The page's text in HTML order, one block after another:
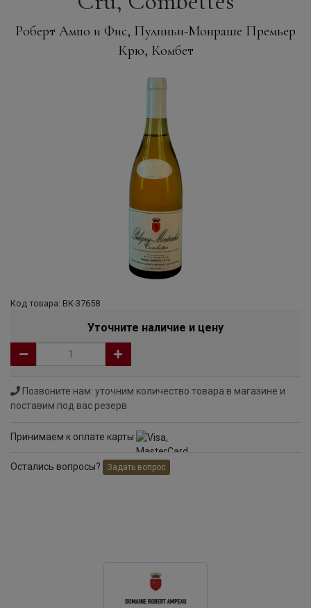
Роберт Ампо и Фис, Пулиньи-Монраше Премьер
Крю, Комбет
Код товара: ВК-37658
Уточните наличие и цену
Позвоните нам: уточним количество товара в магазине и
поставим под вас резерв
Принимаем к оплате карты
Остались вопросы? Задать вопрос